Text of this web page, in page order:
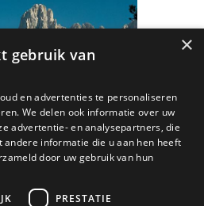
×
gebruik van
en advertenties te personaliseren
We delen ook informatie over uw
advertentie- en analysepartners, die
andere informatie die u aan hen heeft
door uw gebruik van hun
PRESTATIE